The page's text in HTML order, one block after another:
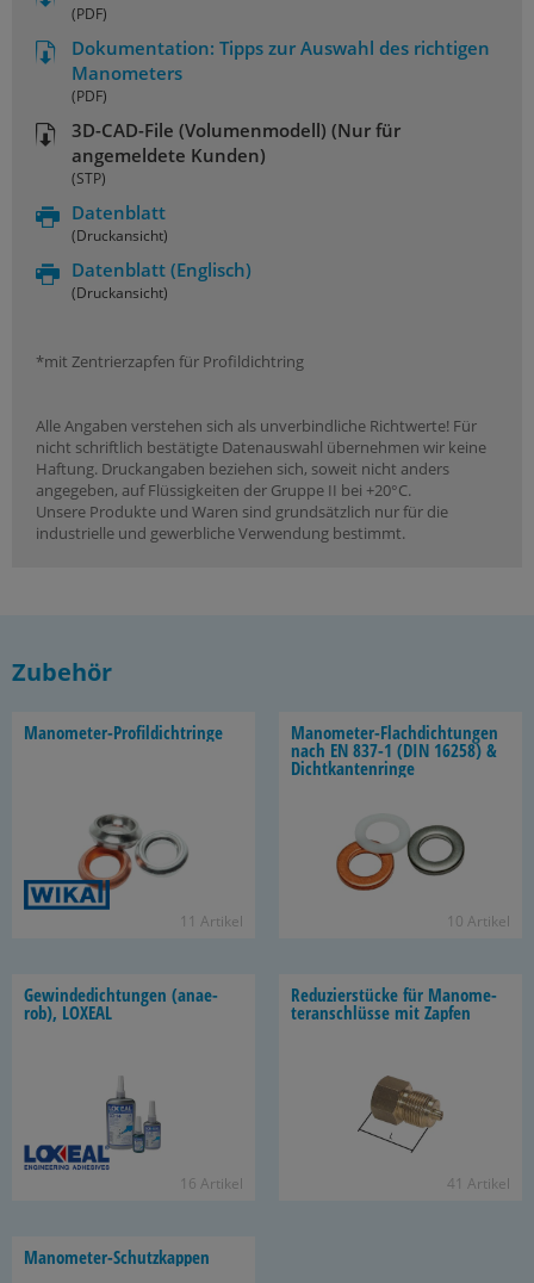
(PDF)
Dokumentation: Tipps zur Auswahl des richtigen
Manometers
(PDF)
3D-CAD-File (Volumenmodell) (Nur für
angemeldete Kunden)
(STP)
Datenblatt
(Druckansicht)
Datenblatt (Englisch)
(Druckansicht)
*mit Zentrierzapfen für Profildichtring
Alle Angaben verstehen sich als unverbindliche Richtwerte! Für
nicht schriftlich bestätigte Datenauswahl übernehmen wir keine
Haftung. Druckangaben beziehen sich, soweit nicht anders
angegeben, auf Flüssigkeiten der Gruppe II bei +20°C.
Unsere Produkte und Waren sind grundsätzlich nur für die
industrielle und gewerbliche Verwendung bestimmt.
Zubehör
Manometer-​Profildichtringe
11 Ar­ti­kel
Manometer-​Flachdichtungen
nach EN 837-1 (DIN 16258) &
Dicht­kan­ten­rin­ge
10 Ar­ti­kel
Ge­win­de­dich­tun­gen (an­ae­
rob), LO­XE­AL
16 Ar­ti­kel
Re­du­zier­stü­cke für Ma­no­me­
ter­an­schlüs­se mit Zap­fen
41 Ar­ti­kel
Manometer-​Schutzkappen